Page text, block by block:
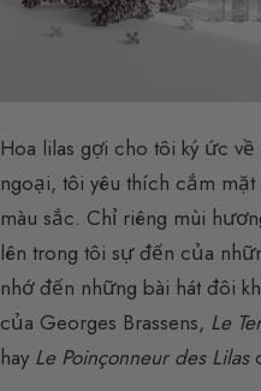
Hoa lilas gợi cho tôi ký ức
ngoại, tôi yêu thích cắm
màu sắc. Chỉ riêng mùi
lên trong tôi sự đến của
nhớ đến những bài hát đôi
của Georges Brassens, Le
hay Le Poinçonneur des Lilas